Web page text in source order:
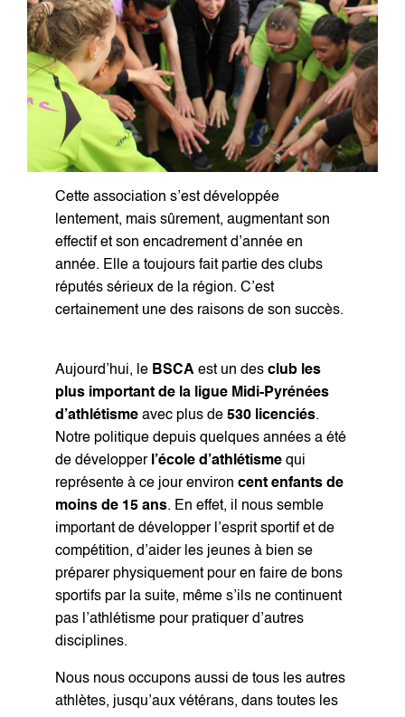
Cette association s’est développée
lentement, mais sûrement, augmentant son
effectif et son encadrement d’année en
année. Elle a toujours fait partie des clubs
réputés sérieux de la région. C’est
certainement une des raisons de son succès.
Aujourd’hui, le BSCA est un des club les
plus important de la ligue Midi-Pyrénées
d’athlétisme avec plus de530 licenciés.
Notre politique depuis quelques années a été
de développer l’école d’athlétisme qui
représente à ce jour environcent enfants de
moins de 15 ans. En effet, il nous semble
important de développer l’esprit sportif et de
compétition, d’aider les jeunes à bien se
préparer physiquement pour en faire de bons
sportifs par la suite, même s’ils ne continuent
pas l’athlétisme pour pratiquer d’autres
disciplines.
Nous nous occupons aussi de tous les autres
athlètes, jusqu’aux vétérans, dans toutes les